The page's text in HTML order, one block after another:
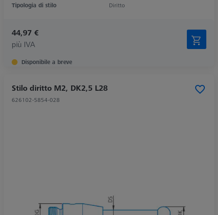
Tipologia di stilo
Diritto
44,97 €
più IVA
Disponibile a breve
Stilo diritto M2, DK2,5 L28
626102-5854-028